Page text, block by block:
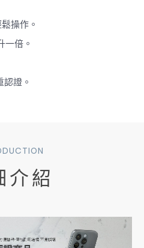
操作。
一倍。
認證。
介紹